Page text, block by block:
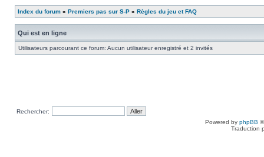
Index du forum » Premiers pas sur S-P » Règles du jeu et FAQ
Qui est en ligne
Utilisateurs parcourant ce forum: Aucun utilisateur enregistré et 2 invités
Rechercher:
Powered by phpBB
Traduction